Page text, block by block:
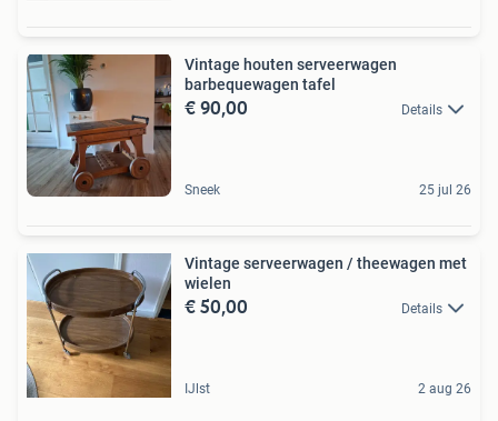
Vintage houten serveerwagen
barbequewagen tafel
€ 90,00 Details
Sneek 25 jul 26
Vintage serveerwagen / theewagen met
wielen
€ 50,00 Details
IJlst 2 aug 26